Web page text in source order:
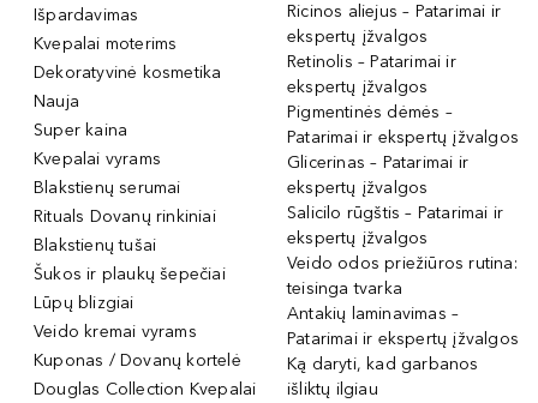
Išpardavimas
Kvepalai moterims
Dekoratyvinė kosmetika
Nauja
Super kaina
Kvepalai vyrams
Blakstienų serumai
Rituals Dovanų rinkiniai
Blakstienų tušai
Šukos ir plaukų šepečiai
Lūpų blizgiai
Veido kremai vyrams
Kuponas / Dovanų kortelė
Douglas Collection Kvepalai
Ricinos aliejus – Patarimai ir
ekspertų įžvalgos
Retinolis – Patarimai ir
ekspertų įžvalgos
Pigmentinės dėmės –
Patarimai ir ekspertų įžvalgos
Glicerinas – Patarimai ir
ekspertų įžvalgos
Salicilo rūgštis – Patarimai ir
ekspertų įžvalgos
Veido odos priežiūros rutina:
teisinga tvarka
Antakių laminavimas –
Patarimai ir ekspertų įžvalgos
Ką daryti, kad garbanos
išliktų ilgiau